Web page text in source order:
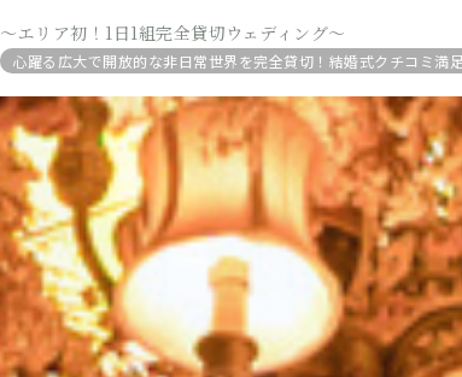
～エリア初！1日1組完全貸切ウェディング～
心躍る広大で開放的な非日常世界を完全貸切！結婚式クチコミ満